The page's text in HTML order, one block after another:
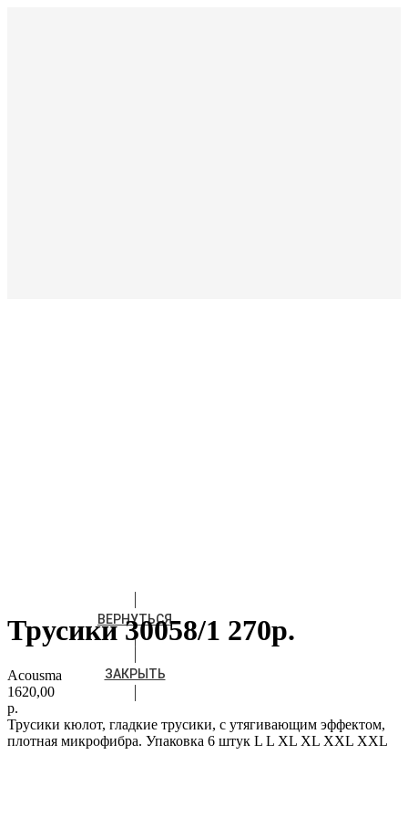
ВЕРНУТЬСЯ
ЗАКРЫТЬ
Трусики 30058/1 270р.
Acousma
1620,00
р.
Трусики кюлот, гладкие трусики, с утягивающим эффектом,
плотная микрофибра. Упаковка 6 штук L L XL XL XXL XXL